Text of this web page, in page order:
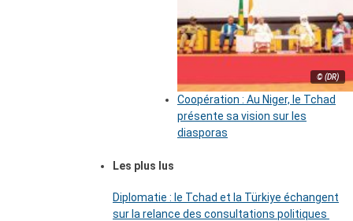
© (DR)
Coopération : Au Niger, le Tchad
présente sa vision sur les
diasporas
Les plus lus
Diplomatie : le Tchad et la Türkiye échangent
sur la relance des consultations politiques